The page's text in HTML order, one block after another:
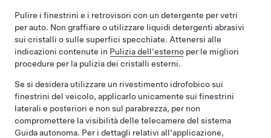
Pulire i finestrini e i retrovisori con un detergente per vetri
per auto. Non graffiare o utilizzare liquidi detergenti abrasivi
sui cristalli o sulle superfici specchiate. Attenersi alle
indicazioni contenute in Pulizia dell'esterno per le migliori
procedure per la pulizia dei cristalli esterni.
Se si desidera utilizzare un rivestimento idrofobico sui
finestrini del veicolo, applicarlo unicamente sui finestrini
laterali e posteriori e non sul parabrezza, per non
compromettere la visibilità delle telecamere del sistema
Guida autonoma. Per i dettagli relativi all'applicazione,